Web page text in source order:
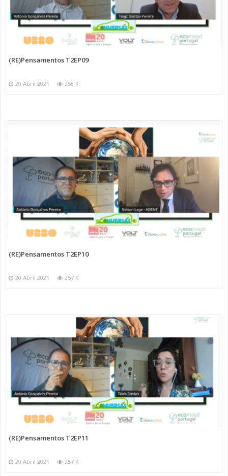
(RE)Pensamentos T2EP09
20 Abril 2021 258 K
(RE)Pensamentos T2EP10
20 Abril 2021 257 K
(RE)Pensamentos T2EP11
20 Abril 2021 257 K